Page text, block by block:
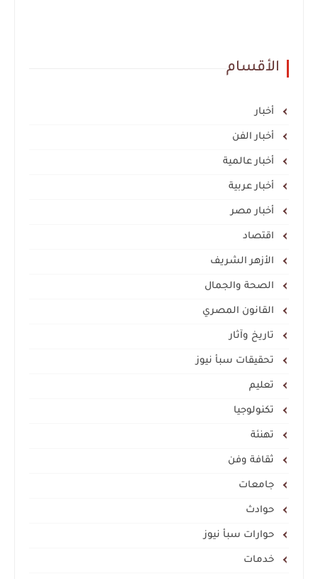
الأقسام
أخبار
أخبار الفن
أخبار عالمية
أخبار عربية
أخبار مصر
اقتصاد
الأزهر الشريف
الصحة والجمال
القانون المصري
تاريخ وآثار
تحقيقات سبأ نيوز
تعليم
تكنولوجيا
تهنئة
ثقافة وفن
جامعات
حوادث
حوارات سبأ نيوز
خدمات